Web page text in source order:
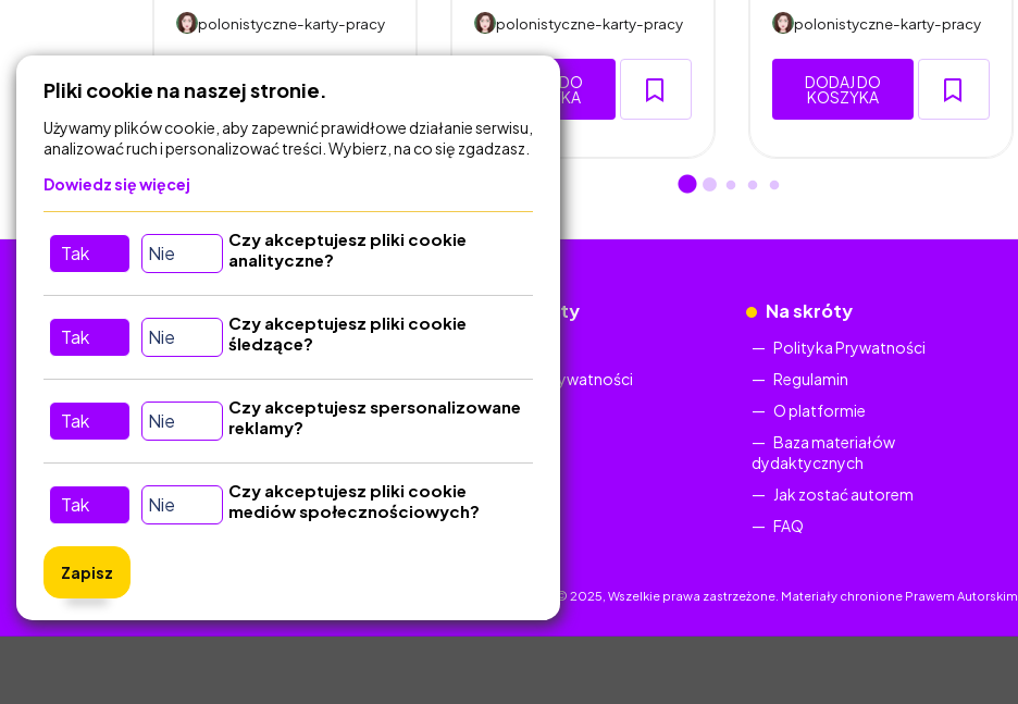
polonistyczne-karty-pracy
DODAJ DO
KOSZYKA
polonistyczne-karty-pracy
DODAJ DO
KOSZYKA
polonistyczne-karty-pracy
DODAJ DO
KOSZYKA
Kontakt
Dokumenty
Polityka Prywatności
Na skróty
Polityka Prywatności
Regulamin
O platformie
Baza materiałów
dydaktycznych
Jak zostać autorem
FAQ
ZlotyNauczyciel.pl © 2025, Wszelkie prawa zastrzeżone. Materiały chronione Prawem Autorskim.
Pliki cookie na naszej stronie.
Używamy plików cookie, aby zapewnić prawidłowe działanie serwisu,
analizować ruch i personalizować treści. Wybierz, na co się zgadzasz.
Dowiedz się więcej
Tak Nie
Czy akceptujesz pliki cookie
analityczne?
Tak Nie
Czy akceptujesz pliki cookie
śledzące?
Tak Nie
Czy akceptujesz spersonalizowane
reklamy?
Tak Nie
Czy akceptujesz pliki cookie
mediów społecznościowych?
Zapisz